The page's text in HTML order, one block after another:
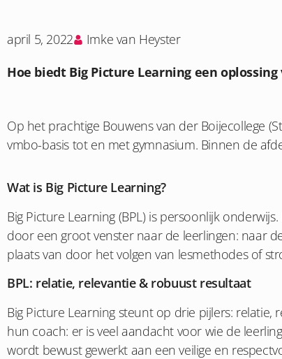
april 5, 2022
Imke van Heyster
Hoe biedt Big Picture Learning een
Op het prachtige Bouwens van der Boijecollege
vmbo-basis tot en met gymnasium. Binnen de
Wat is Big Picture Learning?
Big Picture Learning (BPL) is persoonlijk
door een groot venster naar de leerlingen: naar
plaats van door het volgen van lesmethodes of
BPL: relatie, relevantie & robuust resultaat
Big Picture Learning steunt op drie pijlers:
hun coach: er is veel aandacht voor wie de
wordt bewust gewerkt aan een veilige en